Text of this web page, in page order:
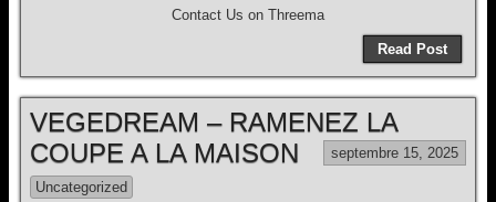
Contact Us on Threema
Read Post
VEGEDREAM – RAMENEZ LA
COUPE A LA MAISON
septembre 15, 2025
Uncategorized